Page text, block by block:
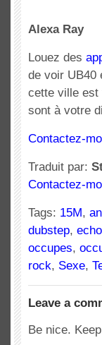
Alexa Ray
Louez des
de voir UB40
cette ville est
sont à votre
Contactez-
Traduit par:
Contactez-
Tags: 15M,
dubstep, echo
occupes,
rock, Sexe,
Leave a
Be nice.